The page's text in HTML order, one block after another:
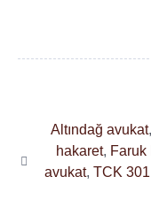
Altındağ avukat,
hakaret, Faruk
avukat, TCK 301